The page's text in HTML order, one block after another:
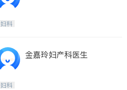
妇科
金嘉玲妇产科医生
妇科